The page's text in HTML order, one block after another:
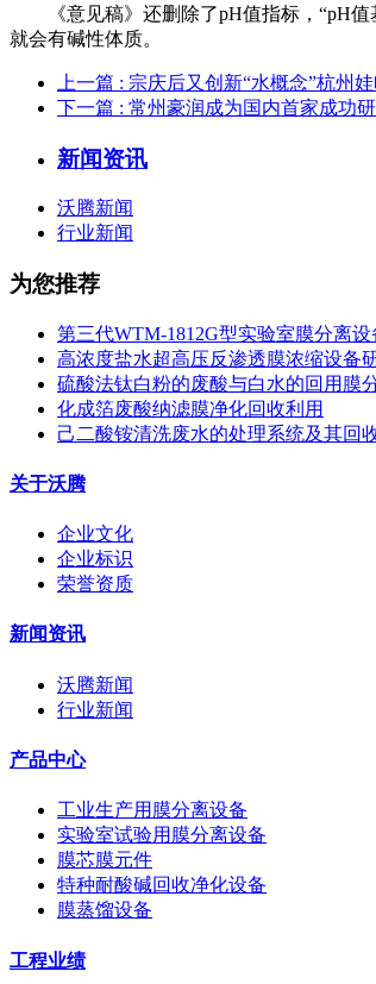
《意见稿》还删除了pH值指标，“pH值
就会有碱性体质。
上一篇 : 宗庆后又创新“水概念”杭州
下一篇 : 常州豪润成为国内首家成功
新闻资讯
沃腾新闻
行业新闻
为您推荐
第三代WTM-1812G型实验室膜分离
高浓度盐水超高压反渗透膜浓缩设备
硫酸法钛白粉的废酸与白水的回用膜
化成箔废酸纳滤膜净化回收利用
己二酸铵清洗废水的处理系统及其回
关于沃腾
企业文化
企业标识
荣誉资质
新闻资讯
沃腾新闻
行业新闻
产品中心
工业生产用膜分离设备
实验室试验用膜分离设备
膜芯膜元件
特种耐酸碱回收净化设备
膜蒸馏设备
工程业绩